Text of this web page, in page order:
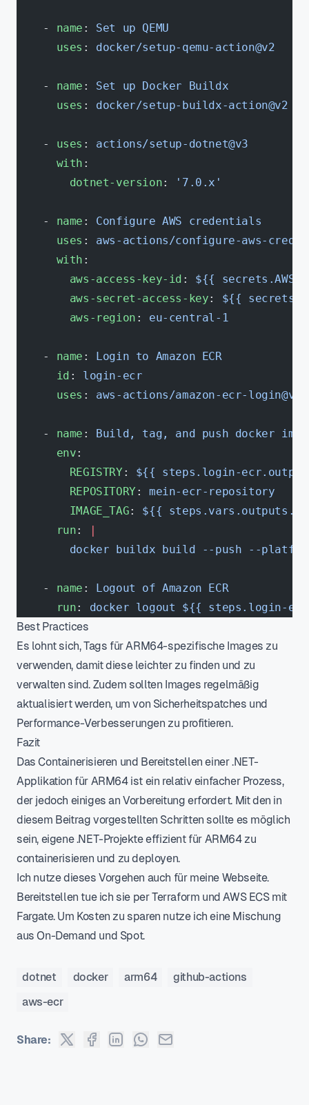
    -
name : Set up QEMU
      uses
: docker/setup-qemu-action@v2
    -
name : Set up Docker Buildx
      uses
: docker/setup-buildx-action@v2
    -
uses : actions/setup-dotnet@v3
      with
:
        dotnet-version
: '7.0.x'
    -
name : Configure AWS credentials
      uses
: aws-actions/configure-aws-
      with
:
        aws-access-key-id
: ${{
        aws-secret-access-key
: ${{
        aws-region
: eu-central-1
    -
name : Login to Amazon ECR
      id
: login-ecr
      uses
: aws-actions/amazon-ecr-login@v1
    -
name : Build, tag, and push docker
      env
:
        REGISTRY
: ${{ steps.login-
        REPOSITORY
: mein-ecr-repository
        IMAGE_TAG
: ${{
      run
:
|
docker buildx build --push --
    -
name : Logout of Amazon ECR
      run
: docker logout ${{ steps.login-
Best Practices
Es lohnt sich, Tags für ARM64-spezifische Images zu
verwenden, damit diese leichter zu finden und zu
verwalten sind. Zudem sollten Images regelmäßig
aktualisiert werden, um von Sicherheitspatches und
Performance-Verbesserungen zu profitieren.
Fazit
Das Containerisieren und Bereitstellen einer .NET-
Applikation für ARM64 ist ein relativ einfacher Prozess,
der jedoch einiges an Vorbereitung erfordert. Mit den in
diesem Beitrag vorgestellten Schritten sollte es möglich
sein, eigene .NET-Projekte effizient für ARM64 zu
containerisieren und zu deployen.
Ich nutze dieses Vorgehen auch für meine Webseite.
Bereitstellen tue ich sie per Terraform und AWS ECS mit
Fargate. Um Kosten zu sparen nutze ich eine Mischung
aus On-Demand und Spot.
dotnet docker arm64
github-actions
aws-ecr
Share: